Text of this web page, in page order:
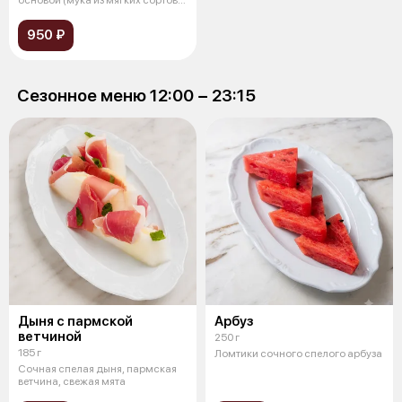
950 ₽
Сезонное меню 12:00 − 23:15
Дыня с пармской
ветчиной
185 г
Сочная спелая дыня, пармская
ветчина, свежая мята
Арбуз
250 г
Ломтики сочного спелого арбуза